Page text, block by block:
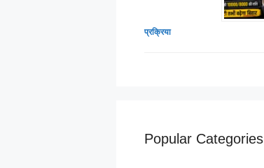
प्रक्रिया
Popular Categories